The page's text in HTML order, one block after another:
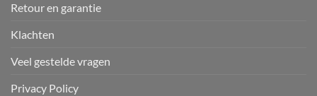
Retour en garantie
Klachten
Veel gestelde vragen
Privacy Policy